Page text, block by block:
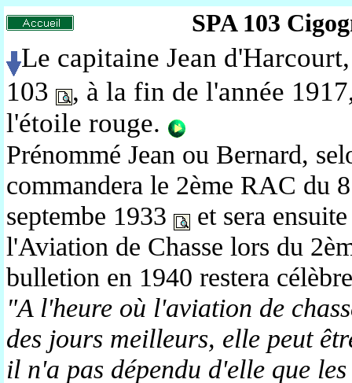
SPA 103
Le capitaine Jean
103
, à la fin de l'année
l'étoile rouge.
Prénommé Jean ou Bernard,
commandera le 2ème RAC du
septembe 1933
et sera
l'Aviation de Chasse lors du
bulletion en 1940 restera
"A l'heure où l'aviation de
des jours meilleurs, elle peut
il n'a pas dépendu d'elle que